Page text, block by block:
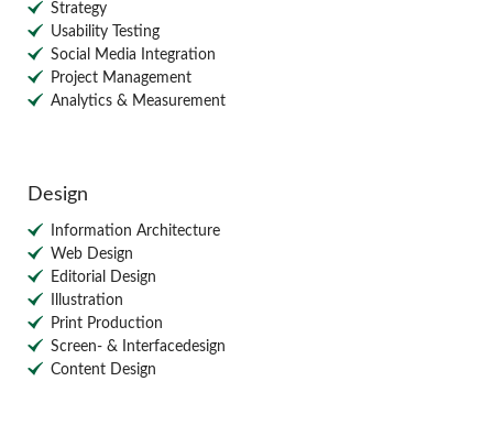
Strategy
Usability Testing
Social Media Integration
Project Management
Analytics & Measurement
Design
Information Architecture
Web Design
Editorial Design
Illustration
Print Production
Screen- & Interfacedesign
Content Design